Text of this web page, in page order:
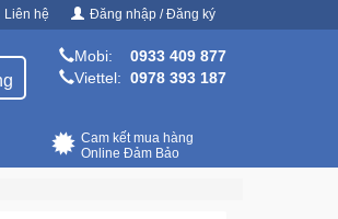
Liên hệ Đăng nhập / Đăng ký
Mobi:
0933 409 877
Viettel: 0978 393 187
Cam kết mua hàng
Online Đảm Bảo